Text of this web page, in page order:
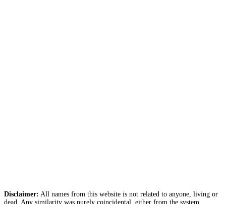
Disclaimer: All names from this website is not related to anyone, living or
dead. Any similarity was purely coincidental, either from the system